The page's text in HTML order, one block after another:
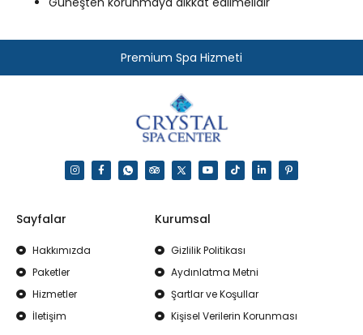
Premium Spa Hizmeti
Sayfalar
Hakkımızda
Paketler
Hizmetler
İletişim
Kurumsal
Gizlilik Politikası
Aydınlatma Metni
Şartlar ve Koşullar
Kişisel Verilerin Korunması